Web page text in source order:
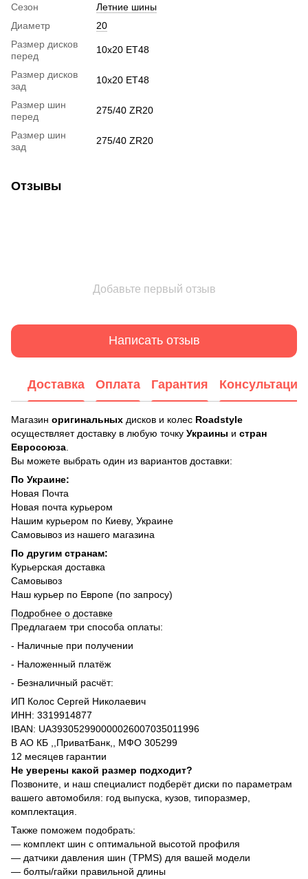
Сезон
Летние шины
Диаметр
20
Размер дисков
перед
10x20 ET48
Размер дисков
зад
10x20 ET48
Размер шин
перед
275/40 ZR20
Размер шин
зад
275/40 ZR20
Отзывы
Добавьте первый отзыв
Написать отзыв
Доставка Оплата Гарантия Консультация
Магазин оригинальных дисков и колес Roadstyle
осуществляет доставку в любую точку Украины и стран
Евросоюза
Вы можете выбрать один из вариантов доставки:
По Украине:
Новая Почта
Новая почта курьером
Нашим курьером по Киеву, Украине
Самовывоз из нашего магазина
По другим странам:
Курьерская доставка
Самовывоз
Наш курьер по Европе (по запросу)
Подробнее о доставке
Предлагаем три способа оплаты:
- Наличные при получении
- Наложенный платёж
- Безналичный расчёт:
ИП Колос Сергей Николаевич
ИНН: 3319914877
IBAN: UA393052990000026007035011996
В АО КБ ,,ПриватБанк,, МФО 305299
12 месяцев гарантии
Не уверены какой размер подходит?
Позвоните, и наш специалист подберёт диски по параметрам
вашего автомобиля: год выпуска, кузов, типоразмер,
комплектация.
Также поможем подобрать:
— комплект шин с оптимальной высотой профиля
— датчики давления шин (TPMS) для вашей модели
— болты/гайки правильной длины